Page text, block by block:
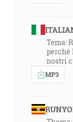
Tema:
perché
nostri
MP3